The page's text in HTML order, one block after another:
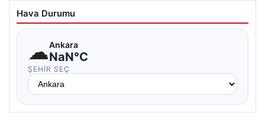
Hava Durumu
☁Ankara
NaN°C
ŞEHIR SEÇ